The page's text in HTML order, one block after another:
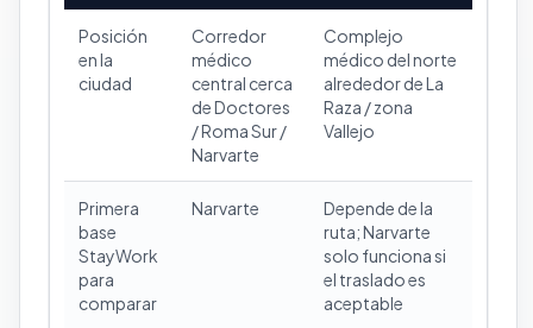
Posición
en la
ciudad
Corredor
médico
central cerca
de Doctores
/ Roma Sur /
Narvarte
Complejo
médico del norte
alrededor de La
Raza / zona
Vallejo
Primera
base
StayWork
para
comparar
Narvarte
Depende de la
ruta; Narvarte
solo funciona si
el traslado es
aceptable